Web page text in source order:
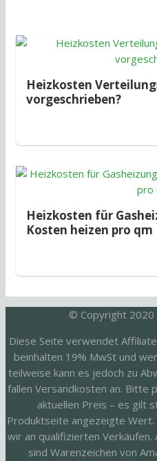
Heizkosten
vorgeschrieben?
Heizkosten für
Kosten heizen pro qm
© Copyright
Diese Seite verwendet
beinhalten 19% MwSt und
teilweise kann es jedoch zu
fallen Versandkosten an. Bitte
aktuellen Preis – es gilt
Produktseite angezeigte
wir an qualifizierten Verkäufen.
sind Warenzeichen von